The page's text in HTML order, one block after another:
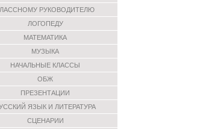
РУКОВОДИТЕЛЮ
ЛОГОПЕДУ
МАТЕМАТИКА
МУЗЫКА
НАЧАЛЬНЫЕ КЛАССЫ
ОБЖ
ПРЕЗЕНТАЦИИ
ЯЗЫК И ЛИТЕРАТУРА
СЦЕНАРИИ